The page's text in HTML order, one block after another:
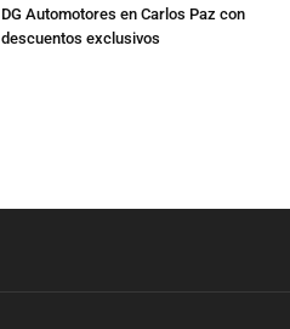
DG Automotores en Carlos Paz con
descuentos exclusivos